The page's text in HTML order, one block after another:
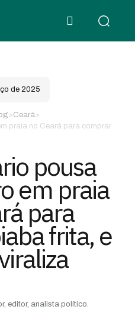
de 2025
>Ceará>
praia no Ceará para comprar
pousa
em praia
para
frita, e
editor, analista político.